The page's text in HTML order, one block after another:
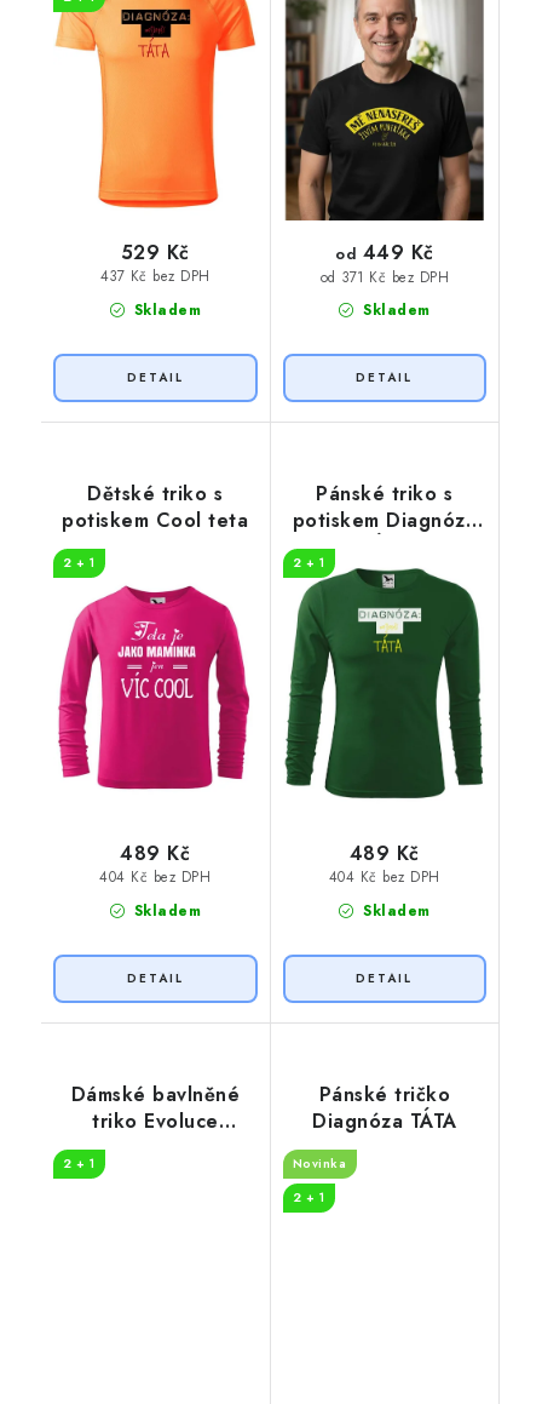
Skladem
437 Kč bez DPH
529 Kč
Skladem
od 371 Kč bez DPH
od 449 Kč
Dětské triko s
potiskem Cool teta
2 + 1
Skladem
404 Kč bez DPH
489 Kč
Pánské triko s
potiskem Diagnóza
2 + 1
Skladem
404 Kč bez DPH
489 Kč
Dámské bavlněné
triko Evoluce
2 + 1
Pánské tričko
Diagnóza TÁTA
Novinka
2 + 1